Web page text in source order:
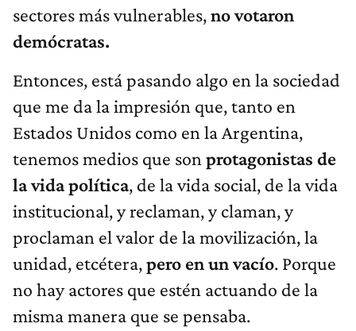
sectores más vulnerables,no votaron
demócratas.
Entonces, está pasando algo en la sociedad
que me da la impresión que, tanto en
Estados Unidos como en la Argentina,
tenemos medios que son protagonistas de
la vida política, de la vida social, de la vida
institucional, y reclaman, y claman, y
proclaman el valor de la movilización, la
unidad, etcétera,pero en un vacío. Porque
no hay actores que estén actuando de la
misma manera que se pensaba.